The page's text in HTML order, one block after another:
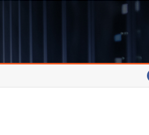
호남권연구본부
기획본부
연구원 고객헌
주요업무연락